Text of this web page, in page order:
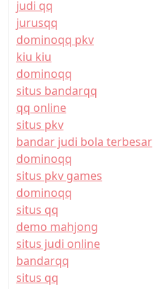
judi qq
jurusqq
dominoqq pkv
kiu kiu
dominoqq
situs bandarqq
qq online
situs pkv
bandar judi bola terbesar
dominoqq
situs pkv games
dominoqq
situs qq
demo mahjong
situs judi online
bandarqq
situs qq